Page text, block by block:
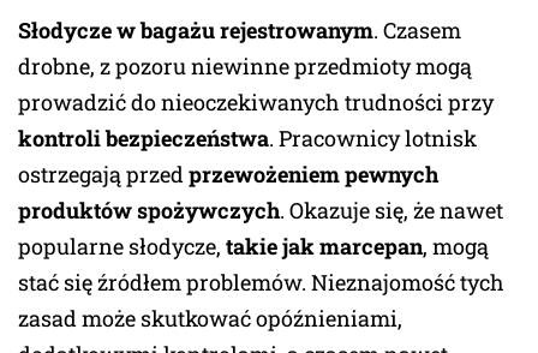
Słodycze w bagażu rejestrowanym. Czasem
drobne, z pozoru niewinne przedmioty mogą
prowadzić do nieoczekiwanych trudności przy
kontroli bezpieczeństwa. Pracownicy lotnisk
ostrzegają przedprzewożeniem pewnych
produktów spożywczych. Okazuje się, że nawet
popularne słodycze, takie jak marcepan, mogą
stać się źródłem problemów. Nieznajomość tych
zasad może skutkować opóźnieniami,